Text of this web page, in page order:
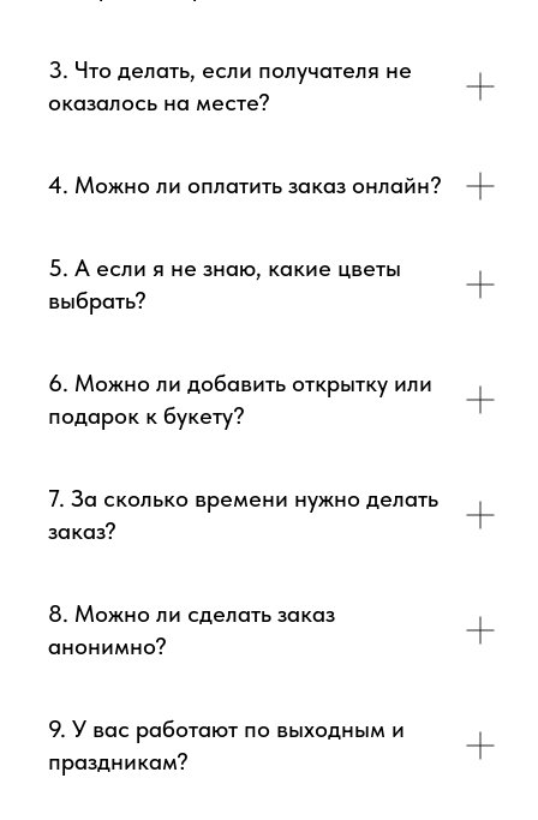
3. Что делать, если получателя не
оказалось на месте?
4. Можно ли оплатить заказ онлайн?
5. А если я не знаю, какие цветы
выбрать?
6. Можно ли добавить открытку или
подарок к букету?
7. За сколько времени нужно делать
заказ?
8. Можно ли сделать заказ
анонимно?
9. У вас работают по выходным и
праздникам?